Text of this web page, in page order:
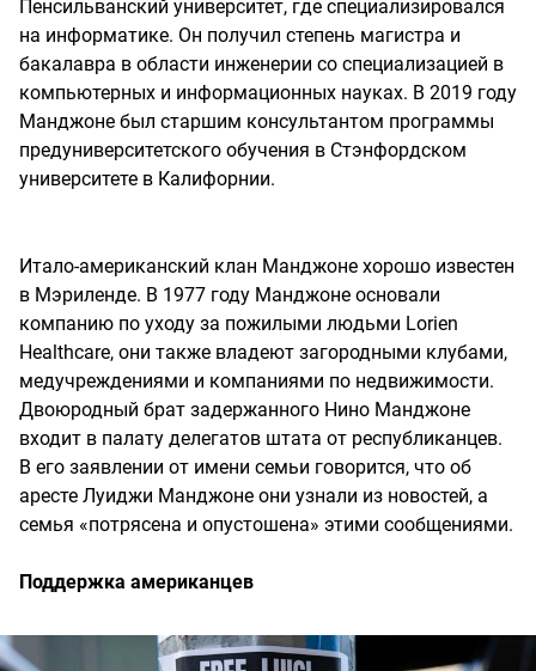
Пенсильванский университет, где специализировался
на информатике. Он получил степень магистра и
бакалавра в области инженерии со специализацией в
компьютерных и информационных науках. В 2019 году
Манджоне был старшим консультантом программы
предуниверситетского обучения в Стэнфордском
университете в Калифорнии.
Итало-американский клан Манджоне хорошо известен
в Мэриленде. В 1977 году Манджоне основали
компанию по уходу за пожилыми людьми Lorien
Healthcare, они также владеют загородными клубами,
медучреждениями и компаниями по недвижимости.
Двоюродный брат задержанного Нино Манджоне
входит в палату делегатов штата от республиканцев.
В его заявлении от имени семьи говорится, что об
аресте Луиджи Манджоне они узнали из новостей, а
семья «потрясена и опустошена» этими сообщениями.
Поддержка американцев